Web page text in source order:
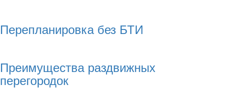
Перепланировка без БТИ
Преимущества раздвижных
перегородок